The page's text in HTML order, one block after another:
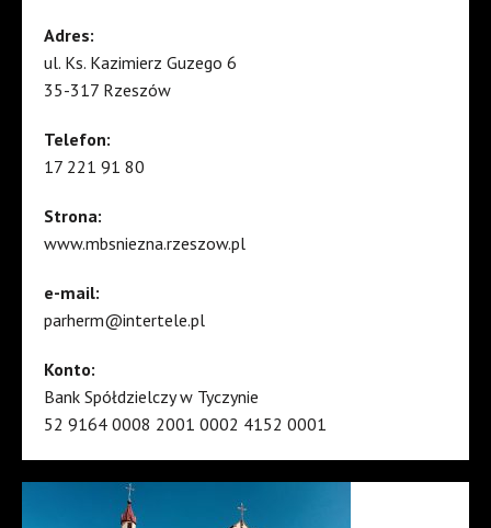
Adres:
ul. Ks. Kazimierz Guzego 6
35-317 Rzeszów
Telefon:
17 221 91 80
Strona:
www.mbsniezna.rzeszow.pl
e-mail:
parherm@intertele.pl
Konto:
Bank Spółdzielczy w Tyczynie
52 9164 0008 2001 0002 4152 0001